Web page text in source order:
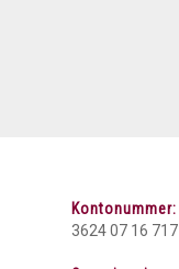
Kontonummer:
3624 07 16 717